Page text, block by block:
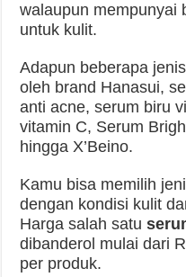
walaupun mempunyai
untuk kulit.
Adapun beberapa
oleh brand Hanasui,
anti acne, serum biru
vitamin C, Serum
hingga X’Beino.
Kamu bisa memilih
dengan kondisi kulit
Harga salah satu
dibanderol mulai dari
per produk.